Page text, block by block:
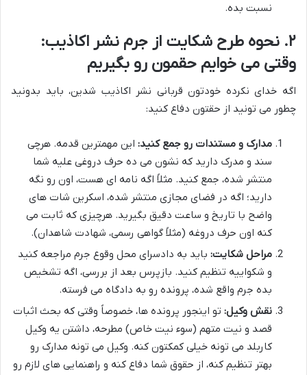
نسبت بده.
۲. نحوه طرح شکایت از جرم نشر اکاذیب:
وقتی می خوایم حقمون رو بگیریم
اگه خدای نکرده خودتون قربانی نشر اکاذیب شدین، باید بدونید
چطور می تونید از حقتون دفاع کنید:
مدارک و مستندات رو جمع کنید: این مهمترین قدمه. هرچی
سند و مدرک دارید که نشون می ده حرف دروغی علیه شما
منتشر شده، جمع کنید. مثلاً اگه نامه ای هست، اون رو نگه
دارید؛ اگه در فضای مجازی منتشر شده، اسکرین شات های
واضح با تاریخ و ساعت دقیق بگیرید. هرچیزی که ثابت می
کنه اون حرف دروغه (مثلاً گواهی رسمی، شهادت شاهدان).
مراحل شکایت: باید به دادسرای محل وقوع جرم مراجعه کنید
و شکواییه تنظیم کنید. بازپرس بعد از بررسی، اگه تشخیص
بده جرم واقع شده، پرونده رو به دادگاه می فرسته.
نقش وکیل: تو اینجور پرونده ها، خصوصاً وقتی که بحث اثبات
قصد و نیت متهم (سوء نیت خاص) مطرحه، داشتن یه وکیل
کاربلد می تونه خیلی کمکتون کنه. وکیل می تونه مدارک رو
بهتر تنظیم کنه، از حقوق شما دفاع کنه و راهنمایی های لازم رو